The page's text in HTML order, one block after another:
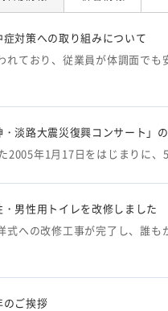
症対策への取り組みについて
れており、従業員が体調面で
・淡路大震災復興コンサート」
2005年1月17日をはじまりに
・男性用トイレを改修しました
式への改修工事が完了し、誰
のご挨拶